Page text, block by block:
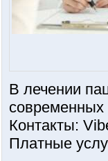
В лечении
современных
Контакты:
Платные